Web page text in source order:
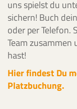
uns spielst du
sichern! Buch
oder per Telefon.
Team
hast!
Hier findest Du
Platzbuchung.